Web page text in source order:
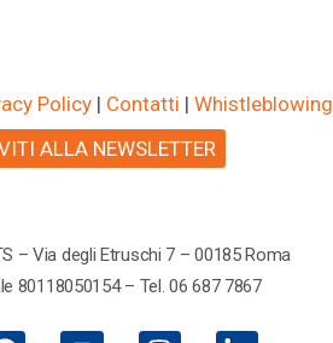
Policy | Contatti | Whistleblowing
ALLA NEWSLETTER
– Via degli Etruschi 7 – 00185 Roma
80118050154 – Tel. 06 687 7867